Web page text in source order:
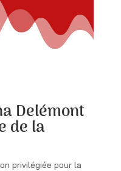
Delémont
de la
privilégiée pour la